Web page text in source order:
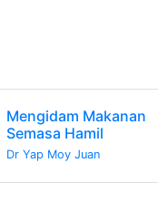
Mengidam Makanan
Semasa Hamil
Dr Yap Moy Juan